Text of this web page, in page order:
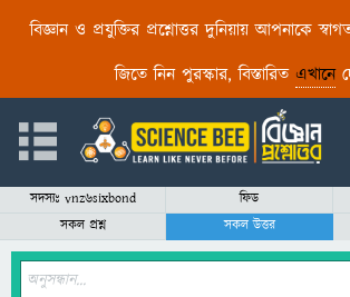
বিজ্ঞান ও প্রযুক্তির প্রশ্নোত্তর দুনিয়ায় আপনাকে
জিতে নিন পুরস্কার, বিস্তারিত এখানে
সদস্যঃ vnz6sixbond ফিড
সকল প্রশ্ন
সকল উত্তর